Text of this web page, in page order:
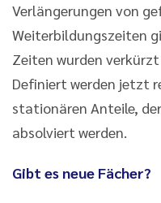
Verlängerungen von
Weiterbildungszeiten
Zeiten wurden
Definiert werden jetzt
stationären Anteile,
absolviert werden.
Gibt es neue Fächer?